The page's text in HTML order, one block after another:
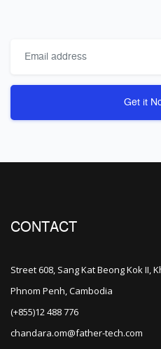
Get it
CONTACT
Street 608, Sang Kat Beong Kok II,
Phnom Penh, Cambodia
(+855)12 488 776
chandara.om@father-tech.com